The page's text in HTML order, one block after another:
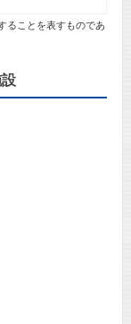
ることを表すものであ